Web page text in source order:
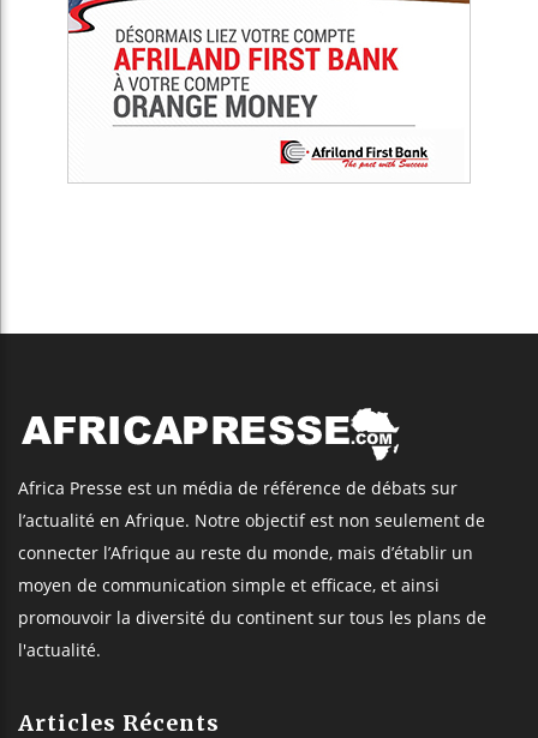
Africa Presse est un média de référence de débats sur
l’actualité en Afrique. Notre objectif est non seulement de
connecter l’Afrique au reste du monde, mais d’établir un
moyen de communication simple et efficace, et ainsi
promouvoir la diversité du continent sur tous les plans de
l'actualité.
Articles Récents